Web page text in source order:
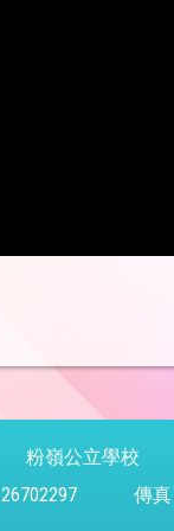
粉嶺公立學校
26702297 傳真